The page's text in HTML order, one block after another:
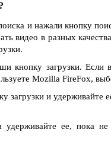
и нажали кнопку
видео в разных
кнопку загрузки. Если
Mozilla FireFox,
загрузки и удерживайте
удерживайте ее, пока